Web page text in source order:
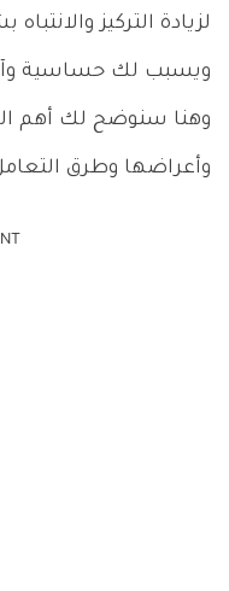
لزيادة التركيز
ويسبب لك حساسية
وهنا سنوضح لك أهم
وأعراضها وطرق